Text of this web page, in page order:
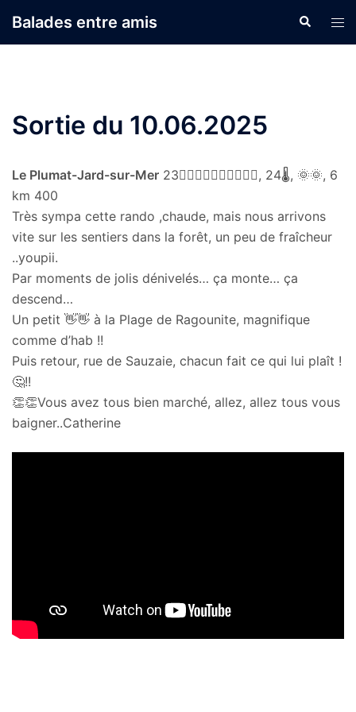
auBalades entre amis
le
Sortie du 10.06.2025
Le Plumat-Jard-sur-Mer 23🚶‍♀🚶🏼‍♂🚶‍♀🚶🏼‍♂, 24🌡, 🌞🌞, 6
km 400
Très sympa cette rando ,chaude, mais nous arrivons
vite sur les sentiers dans la forêt, un peu de fraîcheur
..youpii.
Par moments de jolis dénivelés… ça monte… ça
descend…
Un petit 👋👋 à la Plage de Ragounite, magnifique
comme d’hab !!
Puis retour, rue de Sauzaie, chacun fait ce qui lui plaît !
🤔!!
👏👏Vous avez tous bien marché, allez, allez tous vous
baigner..Catherine